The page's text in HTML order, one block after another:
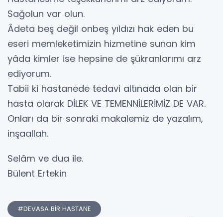
Sağolun var olun.
Âdeta beş değil onbeş yıldızı hak eden bu
eseri memleketimizin hizmetine sunan kim
yâda kimler ise hepsine de şükranlarımı arz
ediyorum.
Tabii ki hastanede tedavi altınada olan bir
hasta olarak DİLEK VE TEMENNİLERİMİZ DE VAR.
Onları da bir sonraki makalemiz de yazalım,
inşaallah.
Selâm ve dua ile.
Bülent Ertekin
#DEVASA BİR HASTANE